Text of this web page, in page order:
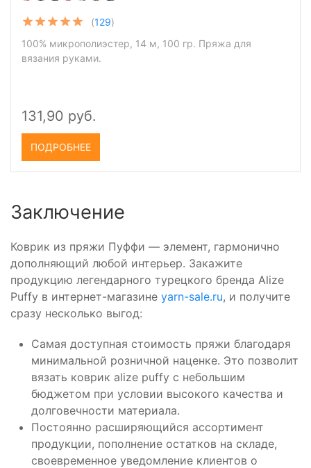
(129)
100% микрополиэстер, 14 м, 100 гр. Пряжа для
вязания руками.
131,90 руб.
ПОДРОБНЕЕ
Заключение
Коврик из пряжи Пуффи — элемент, гармонично
дополняющий любой интерьер. Закажите
продукцию легендарного турецкого бренда Alize
Puffy в интернет-магазине yarn-sale.ru, и получите
сразу несколько выгод:
Самая доступная стоимость пряжи благодаря
минимальной розничной наценке. Это позволит
вязать коврик alize puffy с небольшим
бюджетом при условии высокого качества и
долговечности материала.
Постоянно расширяющийся ассортимент
продукции, пополнение остатков на складе,
своевременное уведомление клиентов о